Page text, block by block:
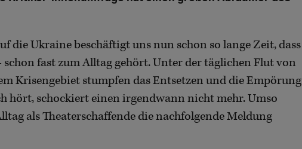
die Ukraine beschäftigt uns nun schon so lange Zeit, dass
fast zum Alltag gehört. Unter der täglichen Flut von
Krisengebiet stumpfen das Entsetzen und die Empörung
hört, schockiert einen irgendwann nicht mehr. Umso
als Theaterschaffende die nachfolgende Meldung